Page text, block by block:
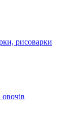
рисоварки